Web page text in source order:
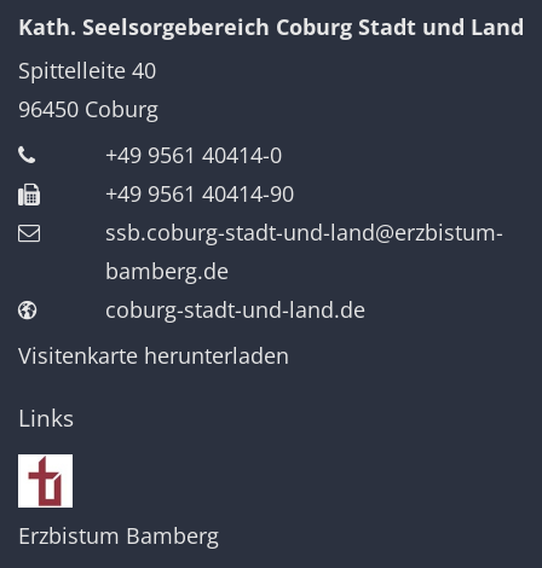
Kath. Seelsorgebereich Coburg Stadt und Land
Spittelleite 40
96450 Coburg
+49 9561 40414-0
+49 9561 40414-90
ssb.coburg-stadt-und-land@erzbistum-
bamberg.de
coburg-stadt-und-land.de
Visitenkarte herunterladen
Links
Erzbistum Bamberg